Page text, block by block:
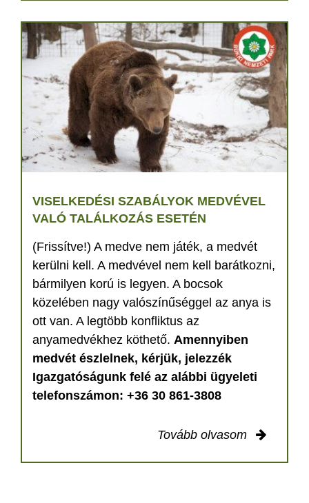
VISELKEDÉSI SZABÁLYOK MEDVÉVEL
VALÓ TALÁLKOZÁS ESETÉN
(Frissítve!) A medve nem játék, a medvét
kerülni kell. A medvével nem kell barátkozni,
bármilyen korú is legyen. A bocsok
közelében nagy valószínűséggel az anya is
ott van. A legtöbb konfliktus az
anyamedvékhez köthető. Amennyiben
medvét észlelnek, kérjük, jelezzék
Igazgatóságunk felé az alábbi ügyeleti
telefonszámon: +36 30 861-3808
Tovább olvasom